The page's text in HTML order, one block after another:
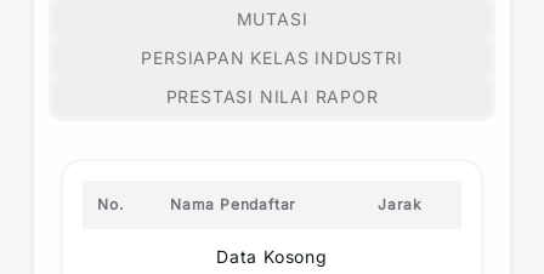
MUTASI
PERSIAPAN KELAS INDUSTRI
PRESTASI NILAI RAPOR
No. Nama Pendaftar Jarak
Data Kosong